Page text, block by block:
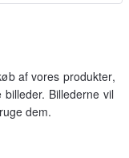
af vores produkter,
Billederne vil
dem.